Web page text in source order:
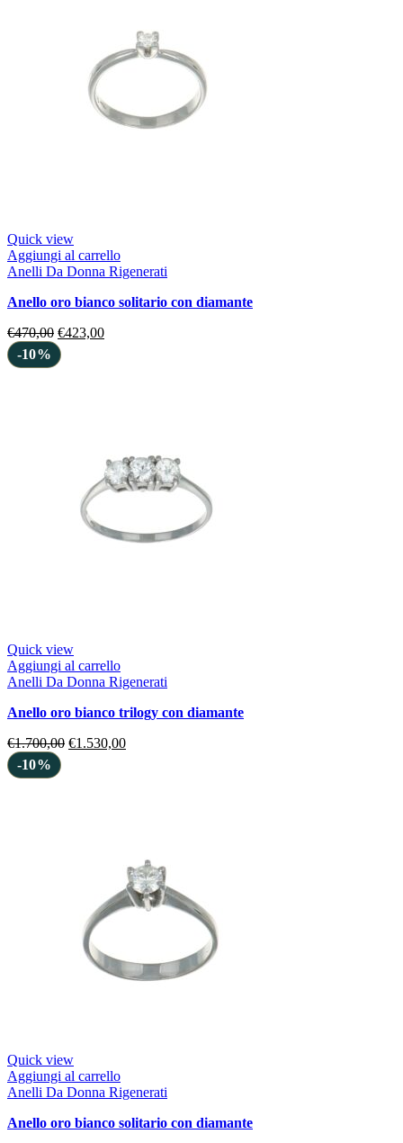
Quick view
Aggiungi al carrello
Anelli Da Donna Rigenerati
anello oro bianco solitario con diamante
€470,00 €423,00
-10%
Quick view
Aggiungi al carrello
Anelli Da Donna Rigenerati
anello oro bianco trilogy con diamante
€1.700,00 €1.530,00
-10%
Quick view
Aggiungi al carrello
Anelli Da Donna Rigenerati
anello oro bianco solitario con diamante